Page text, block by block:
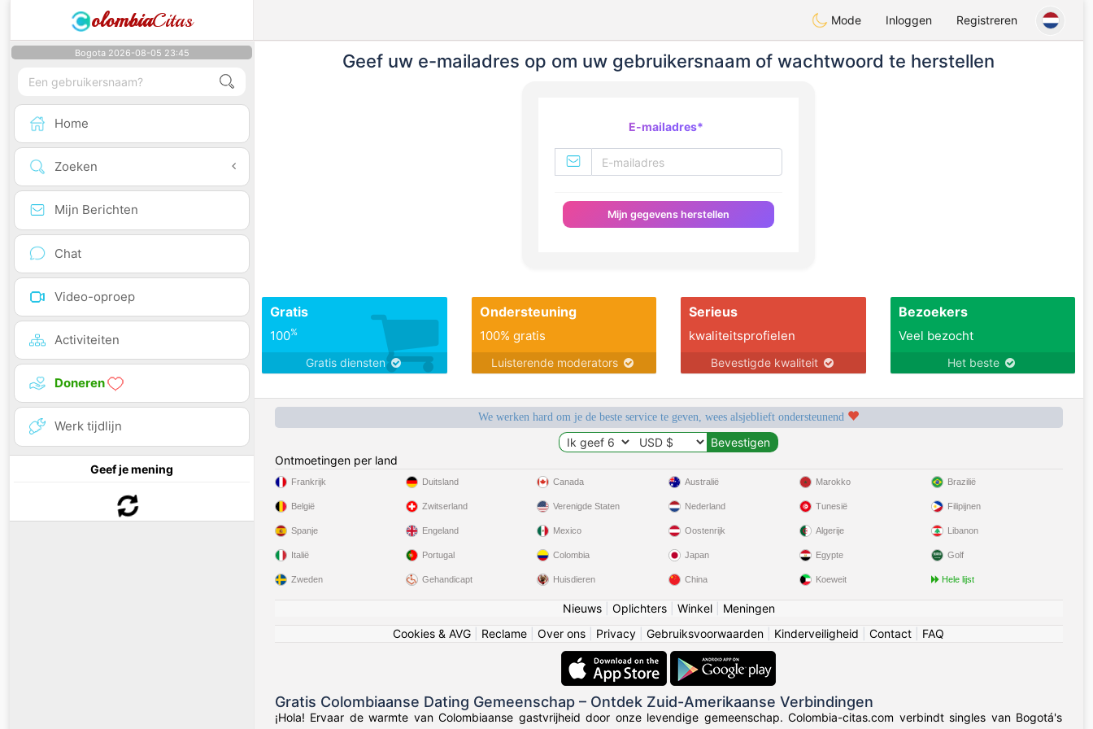
olombiaCitas Mode Inloggen Registreren
Bogota 2026-08-05 23:45
Home
Zoeken
Mijn Berichten
Chat
Video-oproep
Activiteiten
Doneren
Werk tijdlijn
Geef je mening
Geef uw e-mailadres op om uw gebruikersnaam of wachtwoord te herstellen
E-mailadres*
Mijn gegevens herstellen
Gratis
100%
Gratis diensten
Ondersteuning
100% gratis
Luisterende moderators
Serieus
kwaliteitsprofielen
Bevestigde kwaliteit
Bezoekers
Veel bezocht
Het beste
We werken hard om je de beste service te geven, wees alsjeblieft ondersteunend
Ontmoetingen per land
Frankrijk
België
Spanje
Italië
Zweden
Duitsland
Zwitserland
Engeland
Portugal
Gehandicapt
Canada
Verenigde Staten
Mexico
Colombia
Huisdieren
Australië
Nederland
Oostenrijk
Japan
China
Marokko
Tunesië
Algerije
Egypte
Koeweit
Brazilië
Filipijnen
Libanon
Golf
Hele lijst
Nieuws| Oplichters| Winkel| Meningen
Cookies & AVG
Reclame Over ons Privacy Gebruiksvoorwaarden Kinderveiligheid Contact FAQ
Gratis Colombiaanse Dating Gemeenschap – Ontdek Zuid-Amerikaanse Verbindingen
¡Hola! Ervaar de warmte van Colombiaanse gastvrijheid door onze levendige gemeenschap. Colombia-citas.com verbindt singles van Bogotá's